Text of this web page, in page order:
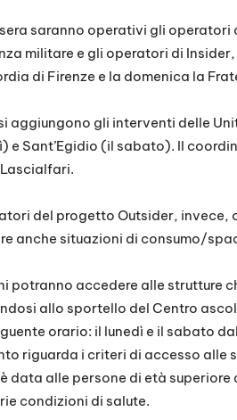
saranno operativi gli
militare e gli operatori di
di Firenze e la domenica la
aggiungono gli interventi delle
e Sant’Egidio (il sabato). Il
del progetto Outsider, invece,
anche situazioni di consumo/
potranno accedere alle strutture
allo sportello del Centro
orario: il lunedì e il sabato
riguarda i criteri di accesso alle
data alle persone di età
condizioni di salute.